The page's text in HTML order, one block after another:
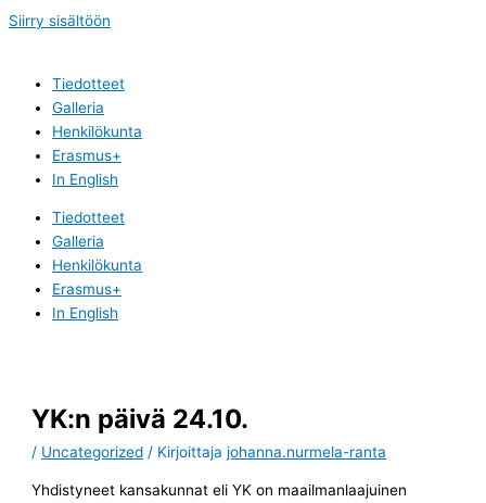
Siirry sisältöön
Tiedotteet
Galleria
Henkilökunta
Erasmus+
In English
Tiedotteet
Galleria
Henkilökunta
Erasmus+
In English
YK:n päivä 24.10.
/ Uncategorized / Kirjoittajajohanna.nurmela-ranta
Yhdistyneet kansakunnat eli YK on maailmanlaajuinen